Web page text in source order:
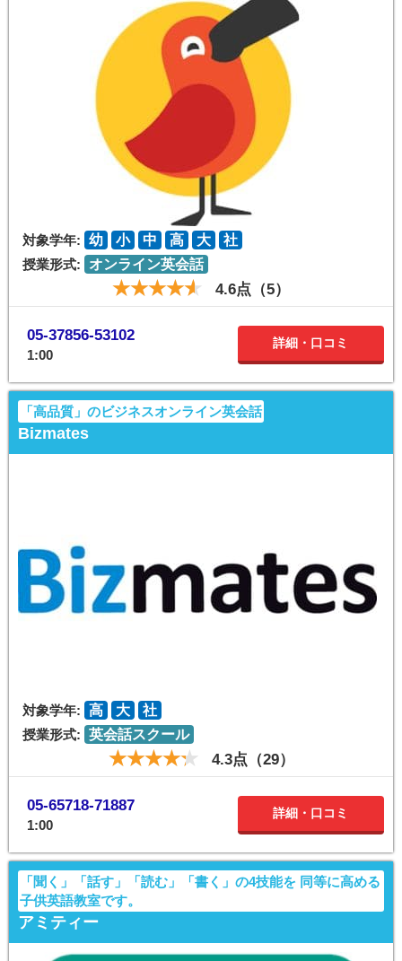
対象学年: 幼 小 中 高 大
社
授業形式:
オンライン英会話
4.6点（5）
05-37856-53102
1:00
詳細・口コミ
「高品質」のビジネスオンライン英会話
Bizmates
対象学年: 高 大
社
授業形式: 英会話スクール
4.3点（29）
05-65718-71887
1:00
詳細・口コミ
「聞く」「話す」「読む」「書く」の4技能を 同等に高める
子供英語教室です。
アミティー